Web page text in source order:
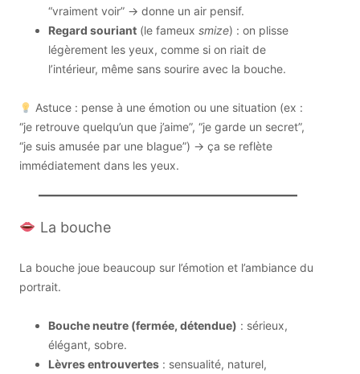
“vraiment voir” → donne un air pensif.
Regard souriant (le fameux smize) : on plisse
légèrement les yeux, comme si on riait de
l’intérieur, même sans sourire avec la bouche.
Astuce : pense à une émotion ou une situation (ex :
“je retrouve quelqu’un que j’aime”, “je garde un secret”,
“je suis amusée par une blague”) → ça se reflète
immédiatement dans les yeux.
La bouche
La bouche joue beaucoup sur l’émotion et l’ambiance du
portrait.
Bouche neutre (fermée, détendue) : sérieux,
élégant, sobre.
Lèvres entrouvertes : sensualité, naturel,